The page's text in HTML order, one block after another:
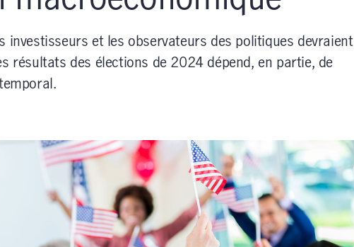
(CIG)
investisseurs et les observateurs des politiques devraient
résultats des élections de 2024 dépend, en partie, de